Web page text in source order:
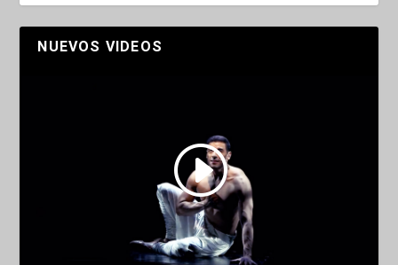
NUEVOS VIDEOS